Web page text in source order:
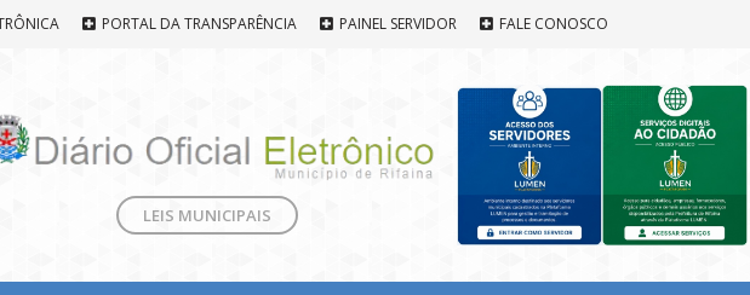
PORTAL DA TRANSPARÊNCIA PAINEL SERVIDOR FALE CONOSCO
LEIS MUNICIPAIS